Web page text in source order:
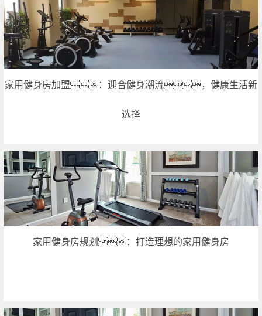
家用健身房加盟：迎合健身潮流，健康生活新
选择
家用健身房规划：打造理想的家用健身房